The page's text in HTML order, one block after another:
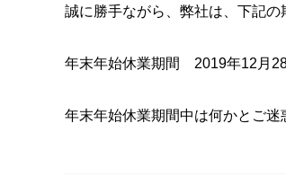
誠に勝手ながら、弊社は、下記の
年末年始休業期間 2019年12月
年末年始休業期間中は何かとご迷